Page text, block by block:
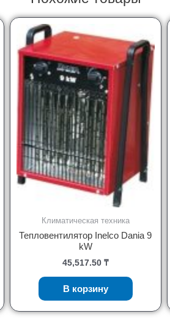
Климатическая техника
Тепловентилятор Inelco Dania 9
kW
45,517.50₸
В корзину